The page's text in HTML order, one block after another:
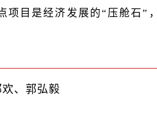
项目是经济发展的“压舱石
、郭弘毅